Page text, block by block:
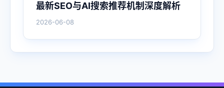
最新SEO与AI搜索推荐机制深度解析
2026-06-08